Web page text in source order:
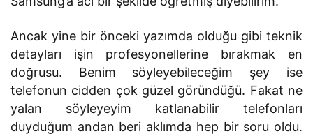
Ancak yine bir önceki yazımda olduğu gibi teknik
detayları işin profesyonellerine bırakmak en
doğrusu. Benim söyleyebileceğim şey ise
telefonun cidden çok güzel göründüğü. Fakat ne
yalan söyleyeyim katlanabilir telefonları
duyduğum andan beri aklımda hep bir soru oldu.